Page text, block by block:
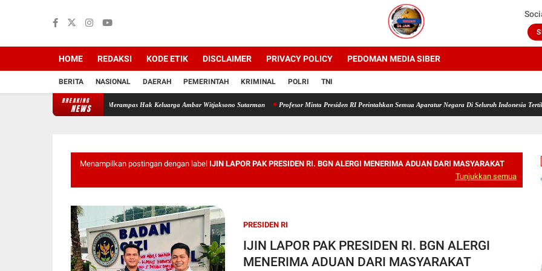
HOME REDAKSI KODE ETIK DISCLAIMER PRIVACY POLICY PEDOMAN MEDIA SIBER
BERITA NASIONAL DAERAH PEMERINTAH KRIMINAL POLRI TNI
BREAKING
NEWS
Backing Mafia Tanah Merampas Hak Keluarga Ambar Witjaksono Sutarman Profesor Minta Presiden RI Perintahkan Semua Aparatur Negara Di Seluruh Indonesia Tertibkan
Menampilkan postingan dengan label IJIN LAPOR PAK PRESIDEN RI. BGN ALERGI MENERIMA ADUAN DARI MASYARAKAT
Tunjukkan semua
PRESIDEN RI
IJIN LAPOR PAK PRESIDEN RI. BGN ALERGI
MENERIMA ADUAN DARI MASYARAKAT